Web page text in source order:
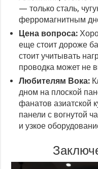
— только сталь,
ферромагнитным
Цена вопроса:
еще стоит дороже
стоит учитывать
проводка может не
Любителям Вока:
дном на плоской
фанатов азиатской
панели с вогнутой
и узкое